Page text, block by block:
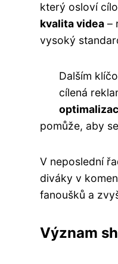
který osloví
kvalita videa –
vysoký
Dalším
cílená
pomůže, aby
V neposlední
diváky v
fanoušků a
Význam